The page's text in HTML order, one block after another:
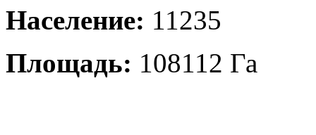
Население: 11235
Площадь: 108112 Га